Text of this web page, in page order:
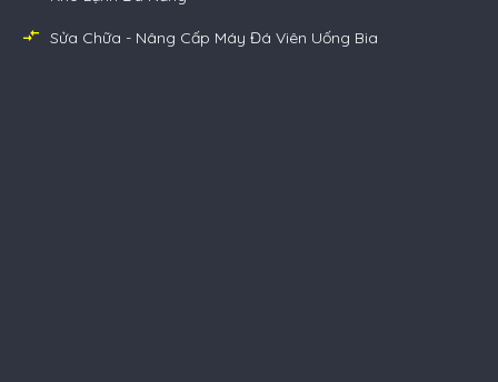
Sửa Chữa - Nâng Cấp Máy Đá Viên Uống Bia